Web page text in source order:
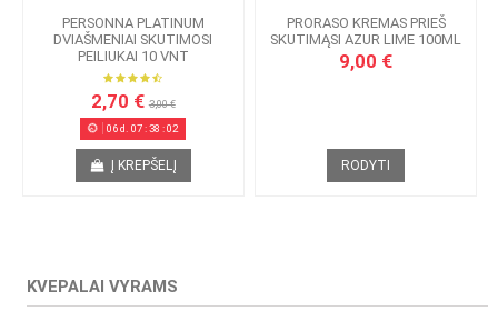
PERSONNA PLATINUM
DVIAŠMENIAI SKUTIMOSI
PEILIUKAI 10 VNT
2,70 €3,00 €
06d. 07:38 :01
Į KREPŠELĮ
PRORASO KREMAS PRIEŠ
SKUTIMĄSI AZUR LIME 100ML
9,00 €
RODYTI
KVEPALAI VYRAMS